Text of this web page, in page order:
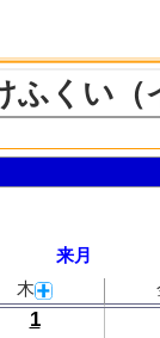
ふくい（
来月
木
1